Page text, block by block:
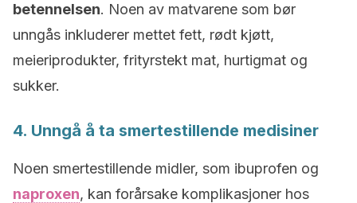
betennelsen. Noen av matvarene som bør
unngås inkluderer mettet fett, rødt kjøtt,
meieriprodukter, frityrstekt mat, hurtigmat og
sukker.
4. Unngå å ta smertestillende medisiner
Noen smertestillende midler, som ibuprofen og
naproxen, kan forårsake komplikasjoner hos